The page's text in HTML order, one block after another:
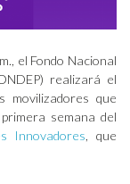
el Fondo Nacional
realizará el
movilizadores que
semana del
Innovadores , que